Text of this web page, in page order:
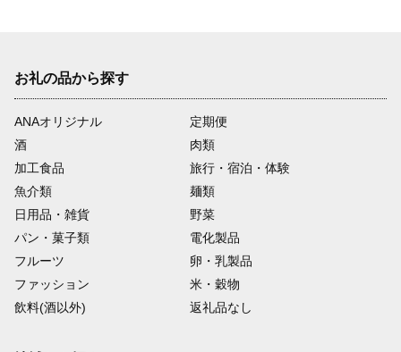
お礼の品から探す
ANAオリジナル
定期便
酒
肉類
加工食品
旅行・宿泊・体験
魚介類
麺類
日用品・雑貨
野菜
パン・菓子類
電化製品
フルーツ
卵・乳製品
ファッション
米・穀物
飲料(酒以外)
返礼品なし